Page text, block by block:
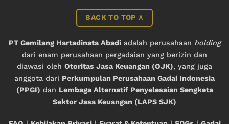
BACK TO TOP ∧
PT Gemilang Hartadinata Abadiadalah perusahaan holding
dari enam perusahaan pergadaian yang berizin dan
diawasi oleh Otoritas Jasa Keuangan (OJK), yang juga
anggota dari Perkumpulan Perusahaan Gadai Indonesia
(PPGI) dan Lembaga Alternatif Penyelesaian Sengketa
Sektor Jasa Keuangan (LAPS SJK)